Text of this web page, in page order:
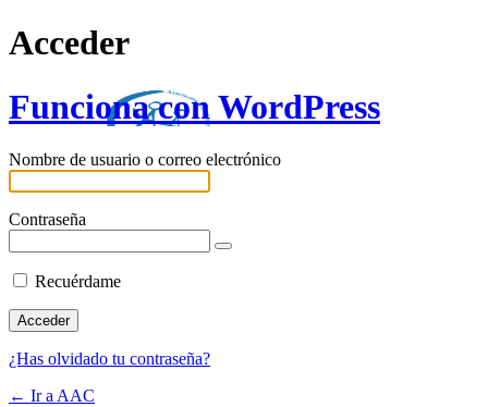
Acceder
Funciona con WordPress
Nombre de usuario o correo electrónico
Contraseña
Recuérdame
¿Has olvidado tu contraseña?
← Ir a AAC